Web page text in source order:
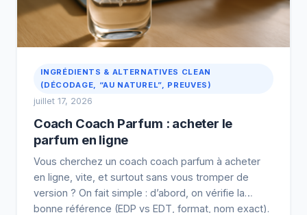
INGRÉDIENTS & ALTERNATIVES CLEAN
(DÉCODAGE, “AU NATUREL”, PREUVES)
juillet 17, 2026
Coach Coach Parfum : acheter le
parfum en ligne
Vous cherchez un coach coach parfum à acheter
en ligne, vite, et surtout sans vous tromper de
version ? On fait simple : d’abord, on vérifie la
bonne référence (EDP vs EDT, format, nom exact).